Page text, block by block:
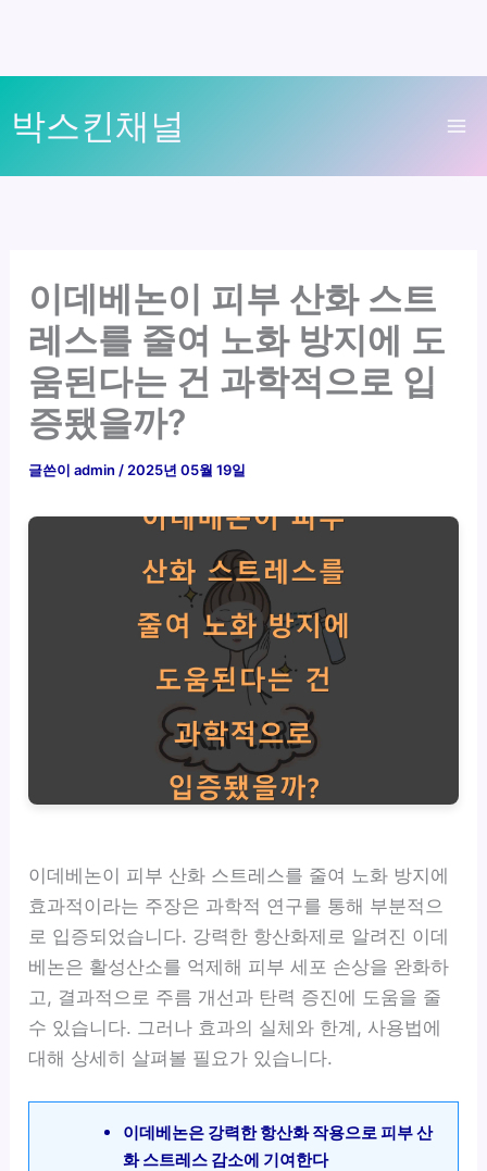
텐
로
박스킨채널
이데베논이 피부 산화 스트
레스를 줄여 노화 방지에 도
움된다는 건 과학적으로 입
증됐을까?
글쓴이admin / 2025년 05월 19일
이데베논이 피부 산화 스트레스를 줄여 노화 방지에
효과적이라는 주장은 과학적 연구를 통해 부분적으
로 입증되었습니다. 강력한 항산화제로 알려진 이데
베논은 활성산소를 억제해 피부 세포 손상을 완화하
고, 결과적으로 주름 개선과 탄력 증진에 도움을 줄
수 있습니다. 그러나 효과의 실체와 한계, 사용법에
대해 상세히 살펴볼 필요가 있습니다.
이데베논은 강력한 항산화 작용으로 피부 산
화 스트레스 감소에 기여한다